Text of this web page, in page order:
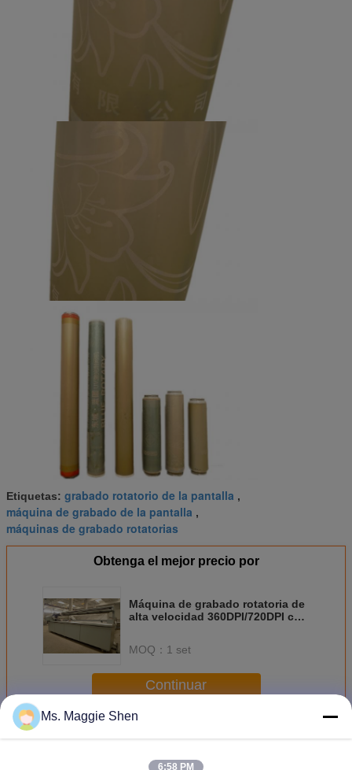
Etiquetas: grabado rotatorio de la pantalla ,
máquina de grabado de la pantalla ,
máquinas de grabado rotatorias
Obtenga el mejor precio por
Máquina de grabado rotatoria de
alta velocidad 360DPI/720DPI con
MOQ： 1 set
Continuar
MásMáquina de grabado rotatoria
Ms. Maggie Shen
6:58 PM